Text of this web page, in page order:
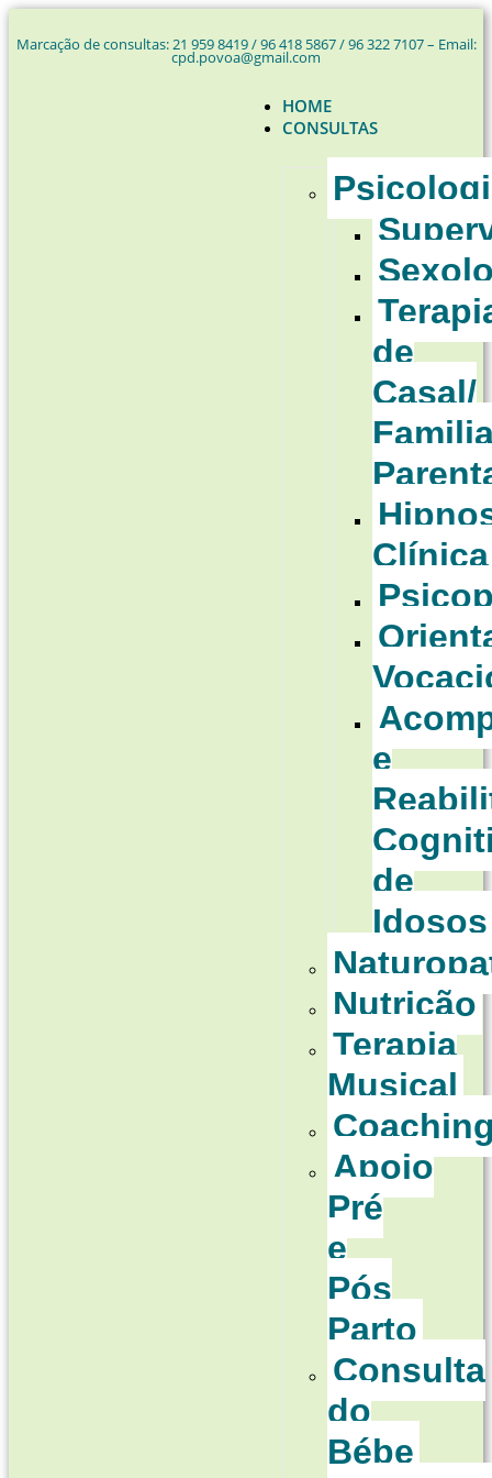
Marcação de consultas: 21 959 8419 / 96 418 5867 / 96 322 7107 – Email:
cpd.povoa@gmail.com
HOME
CONSULTAS
de
Casal/
Clínica
e
de
Idosos
Nutrição
Terapia
Musical
Apoio
Pré
e
Pós
Parto
Consulta
do
Bébe